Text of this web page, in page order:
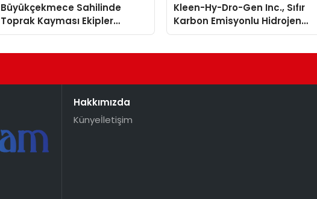
Büyükçekmece Sahilinde
Toprak Kayması Ekipler
Harekete Geçti
Kleen-Hy-Dro-Gen Inc., Sıfır
Karbon Emisyonlu Hidrojen
Isıtma Teknolojisinde ISO ve
Hakkımızda
Künyeİletişim